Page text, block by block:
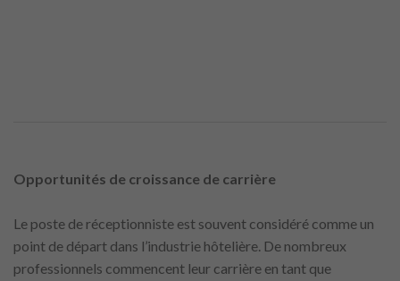
Opportunités de croissance de carrière
Le poste de réceptionniste est souvent considéré comme un
point de départ dans l’industrie hôtelière. De nombreux
professionnels commencent leur carrière en tant que